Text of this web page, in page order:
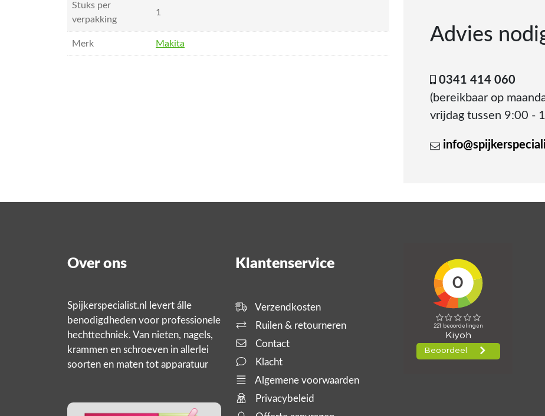
Stuks per
verpakking
1
Merk Makita Advies
0341 414 060
(bereikbaar op
vrijdag tussen 9:00 -
Over ons
Spijkerspecialist.nl levert álle
benodigdheden voor professionele
hechttechniek. Van nieten, nagels,
krammen en schroeven in allerlei
soorten en maten tot apparatuur
producten,
Klantenservice
Verzendkosten
Ruilen & retourneren
Contact
Klacht
Algemene voorwaarden
Privacybeleid